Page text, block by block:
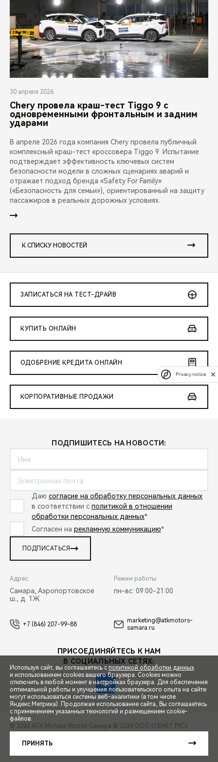
СПЕЦПРЕДЛОЖЕНИЯ
ЗАПИСЬ НА ТЕСТ-ДРАЙВ
30 апреля 2026
Chery провела краш-тест Tiggo 9 с
одновременными фронтальным и задним
ударами
В апреле 2026 года компания Chery провела публичный
комплексный краш-тест кроссовера Tiggo 9. Испытание
подтверждает эффективность ключевых систем
безопасности модели в сложных сценариях аварий и
отражает подход бренда «Safety For Family»
(«Безопасность для семьи»), ориентированный на защиту
пассажиров в реальных дорожных условиях.
К СПИСКУ НОВОСТЕЙ
ЗАПИСАТЬСЯ НА ТЕСТ-ДРАЙВ
КУПИТЬ ОНЛАЙН
ОДОБРЕНИЕ КРЕДИТА ОНЛАЙН
КОРПОРАТИВНЫЕ ПРОДАЖИ
ПОДПИШИТЕСЬ НА НОВОСТИ:
Даю согласие на обработку персональных данных
в соответствии с политикой в отношении
обработки персональных данных*
Согласен на рекламную коммуникацию*
ПОДПИСАТЬСЯ
Адрес:
Самара, Аэропортовское
ш., д. 1Ж
Режим работы:
пн-вс: 09:00-21:00
+7 (846) 207-99-88
marketing@atkmotors-
samara.ru
ПРИСОЕДИНЯЙТЕСЬ К НАМ
В СОЦИАЛЬНЫХ СЕТЯХ:
© 2026 АТК Моторс Восток Самара © 2026 ООО «ТЕНЕТ РУС»
Сделано в ПЕРКС
Используя сайт, вы соглашаетесь с политикой обработки данных
и использованием cookies вашего браузера. Cookies можно
отключить в любой момент в настройках браузера. Для обеспечения
оптимальной работы и улучшения пользовательского опыта на сайте
могут использоваться системы веб-аналитики (в том числе
Яндекс.Метрика). Продолжая использование сайта, Вы соглашаетесь
с применением указанных технологий и размещением cookie-
файлов.
ПРИНЯТЬ
Privacy notice